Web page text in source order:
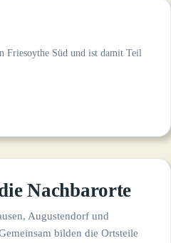
Friesoythe Süd und ist damit Teil
Nachbarorte
Augustendorf und
bilden die Ortsteile